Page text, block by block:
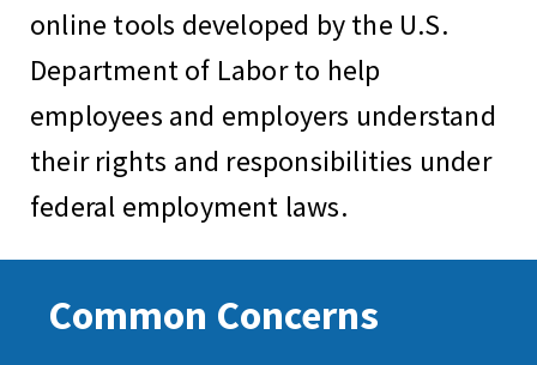
online tools developed by the U.S.
Department of Labor to help
employees and employers understand
their rights and responsibilities under
federal employment laws.
Common Concerns